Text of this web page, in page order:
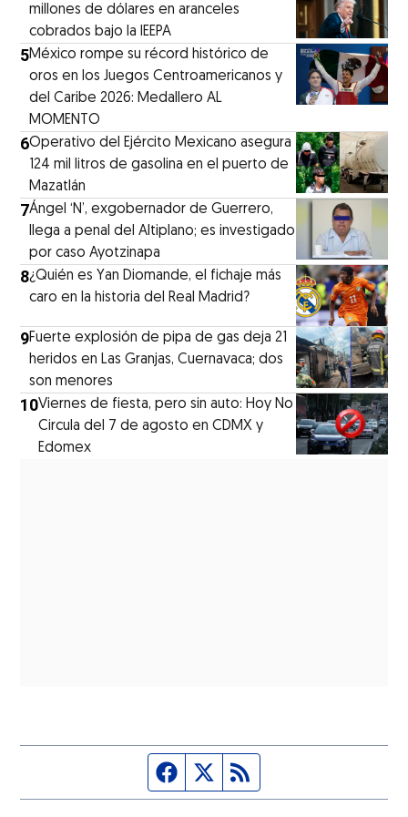
millones de dólares en aranceles
cobrados bajo la IEEPA
5México rompe su récord histórico de
oros en los Juegos Centroamericanos y
del Caribe 2026: Medallero AL
MOMENTO
6Operativo del Ejército Mexicano asegura
124 mil litros de gasolina en el puerto de
Mazatlán
7Ángel ‘N’, exgobernador de Guerrero,
llega a penal del Altiplano; es investigado
por caso Ayotzinapa
8¿Quién es Yan Diomande, el fichaje más
caro en la historia del Real Madrid?
9Fuerte explosión de pipa de gas deja 21
heridos en Las Granjas, Cuernavaca; dos
son menores
10Viernes de fiesta, pero sin auto: Hoy No
Circula del 7 de agosto en CDMX y
Edomex
Página de Facebook
Fuente Twitter